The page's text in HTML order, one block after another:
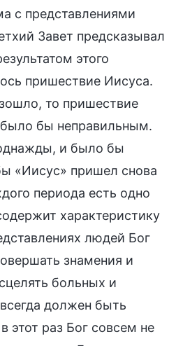
с представлениями
Завет предсказывал
этого
пришествие Иисуса.
то пришествие
бы неправильным.
и было бы
«Иисус» пришел снова
периода есть одно
характеристику
людей Бог
знамения и
больных и
должен быть
этот раз Бог совсем не